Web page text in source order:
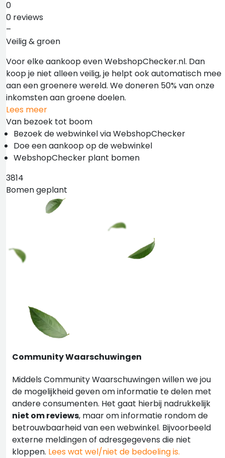
0
0 reviews
–
Veilig & groen
Voor elke aankoop even WebshopChecker.nl. Dan
koop je niet alleen veilig, je helpt ook automatisch mee
aan een groenere wereld. We doneren 50% van onze
inkomsten aan groene doelen.
Lees meer
Van bezoek tot boom
Bezoek de webwinkel via WebshopChecker
Doe een aankoop op de webwinkel
WebshopChecker plant bomen
3814
Bomen geplant
Community Waarschuwingen
Middels Community Waarschuwingen willen we jou
de mogelijkheid geven om informatie te delen met
andere consumenten. Het gaat hierbij nadrukkelijk
niet om reviews, maar om informatie rondom de
betrouwbaarheid van een webwinkel. Bijvoorbeeld
externe meldingen of adresgegevens die niet
kloppen. Lees wat wel/niet de bedoeling is.